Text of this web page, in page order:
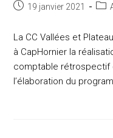
Post19 janvier 2021
Post
La CC Vallées et
à CapHornier la
comptable rétrospectif
l’élaboration du